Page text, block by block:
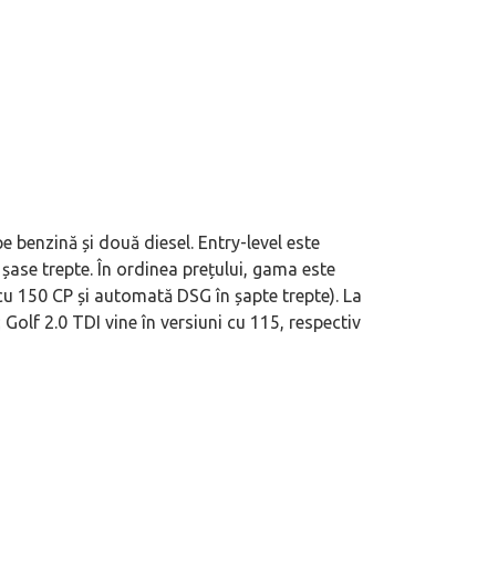
și două diesel. Entry-level este
trepte. În ordinea prețului, gama este
150 CP și automată DSG în șapte trepte). La
2.0 TDI vine în versiuni cu 115, respectiv